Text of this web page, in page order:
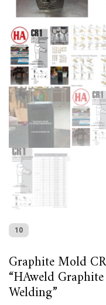
10
Graphite Mold
“HAweld
Welding”